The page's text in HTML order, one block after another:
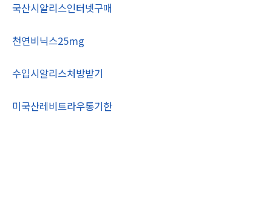
국산시알리스인터넷구매
천연비닉스25mg
수입시알리스처방받기
미국산레비트라우통기한